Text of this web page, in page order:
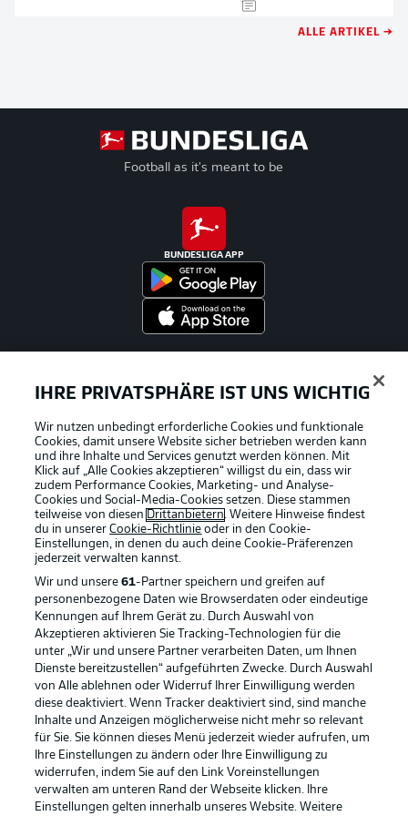
ALLE ARTIKEL →
Football as it's meant to be
BUNDESLIGA APP
Rechtliche Hinweise Voreinstellungen verwalten
Datenschutz Nutzungsbedingungen
Broadcaster Kontakt
Jobs Impressum
Partner Spieler
IHRE PRIVATSPHÄRE IST UNS WICHTIG
Wir nutzen unbedingt erforderliche Cookies und funktionale
Cookies, damit unsere Website sicher betrieben werden kann
und ihre Inhalte und Services genutzt werden können. Mit
Klick auf „Alle Cookies akzeptieren“ willigst du ein, dass wir
zudem Performance Cookies, Marketing- und Analyse-
Cookies und Social-Media-Cookies setzen. Diese stammen
teilweise von diesen Drittanbietern. Weitere Hinweise findest
du in unsererCookie-Richtlinie oder in den Cookie-
Einstellungen, in denen du auch deine Cookie-Präferenzen
jederzeit verwalten kannst.
Wir und unsere61-Partner speichern und greifen auf
personenbezogene Daten wie Browserdaten oder eindeutige
Kennungen auf Ihrem Gerät zu. Durch Auswahl von
Akzeptieren aktivieren Sie Tracking-Technologien für die
unter „Wir und unsere Partner verarbeiten Daten, um Ihnen
Dienste bereitzustellen“ aufgeführten Zwecke. Durch Auswahl
von Alle ablehnen oder Widerruf Ihrer Einwilligung werden
diese deaktiviert. Wenn Tracker deaktiviert sind, sind manche
Inhalte und Anzeigen möglicherweise nicht mehr so relevant
für Sie. Sie können dieses Menü jederzeit wieder aufrufen, um
Ihre Einstellungen zu ändern oder Ihre Einwilligung zu
widerrufen, indem Sie auf den Link Voreinstellungen
verwalten am unteren Rand der Webseite klicken. Ihre
Einstellungen gelten innerhalb unseres Website. Weitere